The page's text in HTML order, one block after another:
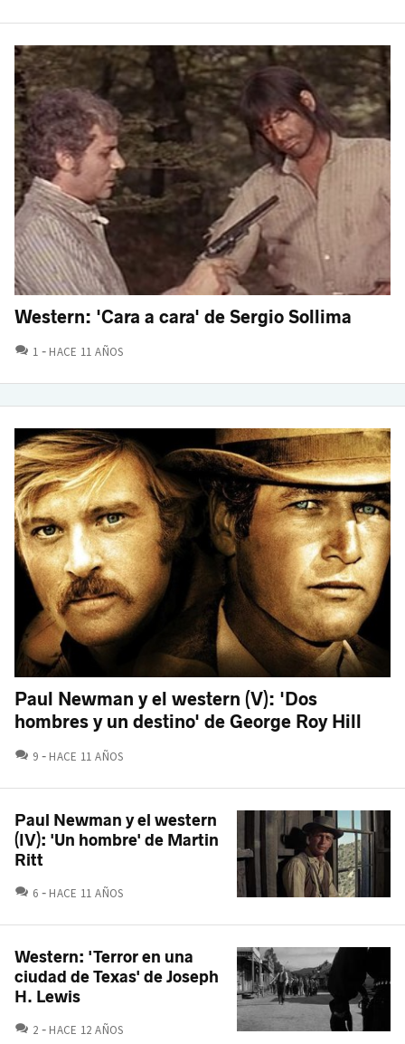
Western: 'Cara a cara' de Sergio Sollima
1 COMENTARIOS
HACE 11 AÑOS
Paul Newman y el western (V): 'Dos
hombres y un destino' de George Roy Hill
9 COMENTARIOS
HACE 11 AÑOS
Paul Newman y el western
(IV): 'Un hombre' de Martin
Ritt
6 COMENTARIOS
HACE 11 AÑOS
Western: 'Terror en una
ciudad de Texas' de Joseph
H. Lewis
2 COMENTARIOS
HACE 12 AÑOS